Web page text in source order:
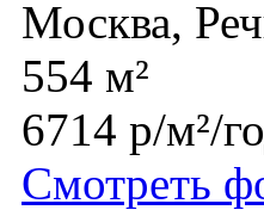
Москва,
554 м²
6714 р/м²/
Смотреть